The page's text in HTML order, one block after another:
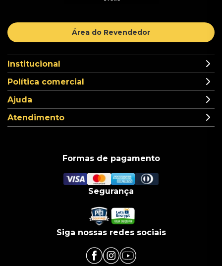
Área do Revendedor
Institucional
Política comercial
Ajuda
Atendimento
Formas de pagamento
Segurança
Siga nossas redes sociais